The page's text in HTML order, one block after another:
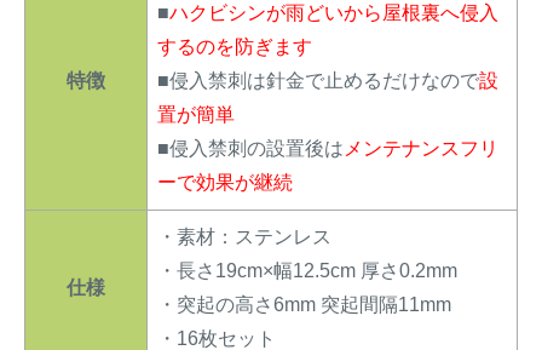
特徴
■ハクビシンが雨どいから屋根裏へ侵入
するのを防ぎます
■侵入禁刺は針金で止めるだけなので設
置が簡単
■侵入禁刺の設置後は メンテナンスフリ
ーで効果が継続
仕様
・素材：ステンレス
・長さ19cm×幅12.5cm 厚さ0.2mm
・突起の高さ6mm 突起間隔11mm
・16枚セット